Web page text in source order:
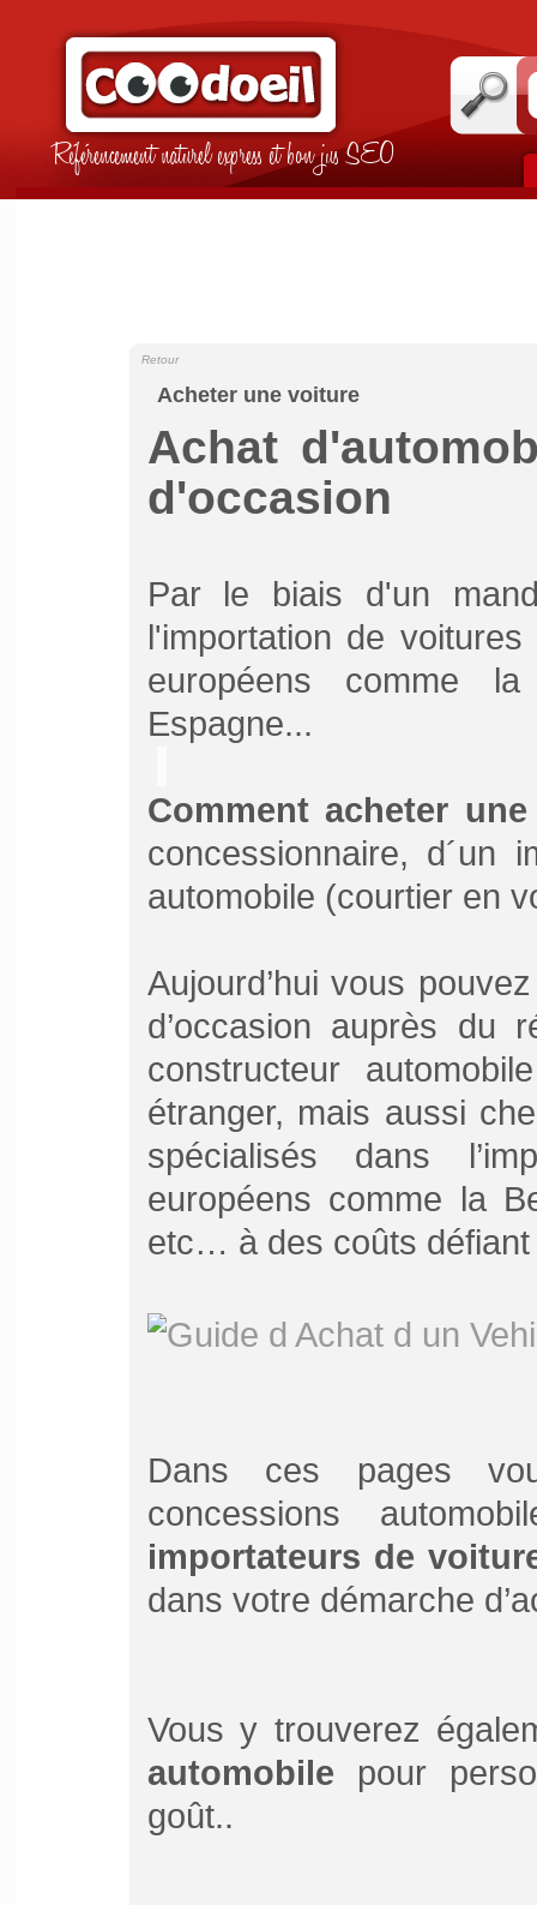
Référencement naturel express et bon jus SEO
Acheter une voiture
Retour
Achat
d'occasion
Par le biais d'un
l'importation de
européens comme
Espagne...
Comment acheter
concessionnaire, d´un
automobile (courtier en
Aujourd’hui vous
d’occasion auprès du
constructeur
étranger, mais aussi
spécialisés dans
européens comme la
etc… à des coûts
Dans ces pages
concessions
importateurs de
dans votre démarche
Vous y trouverez
automobile pour
goût..